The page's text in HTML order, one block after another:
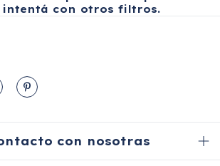
intentá con otros filtros.
con nosotras